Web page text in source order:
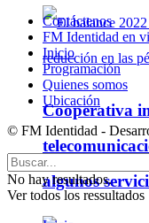
Cooperativa
algunos
Contáctenos
FM Identidad en
Inicio
Programación
Quienes somos
Ubicación
© FM Identidad -
No hay resultados.
Ver todos los ressultados